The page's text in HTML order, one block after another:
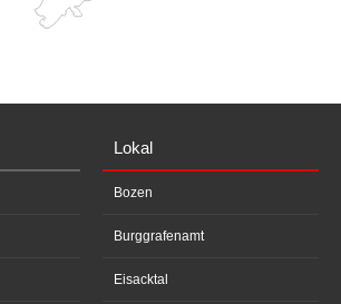
Lokal
Bozen
Burggrafenamt
Eisacktal